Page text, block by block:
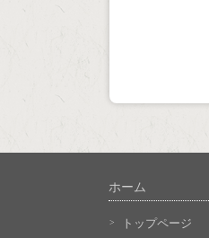
ホーム
トップページ